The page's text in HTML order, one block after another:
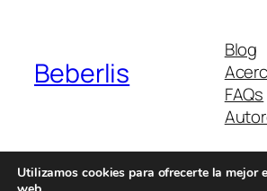
Beberlis
Blog
FAQs
Utilizamos cookies para ofrecerte la mejor